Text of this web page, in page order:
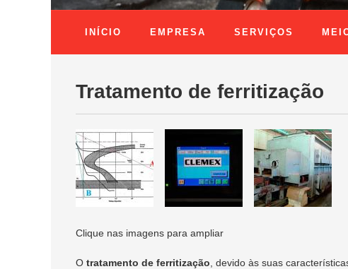
INÍCIO EMPRESA SERVIÇOS
Tratamento de ferritização
Clique nas imagens para ampliar
O tratamento de ferritização , devido às suas